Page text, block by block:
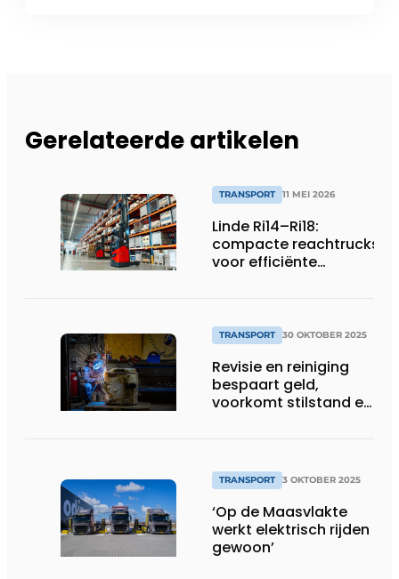
Gerelateerde artikelen
TRANSPORT 11 MEI 2026
Linde Ri14–Ri18:
compacte reachtrucks
voor efficiënte
TRANSPORT 30 OKTOBER 2025
Revisie en reiniging
bespaart geld,
voorkomt stilstand en
TRANSPORT 3 OKTOBER 2025
‘Op de Maasvlakte
werkt elektrisch rijden
gewoon’